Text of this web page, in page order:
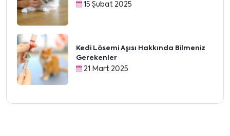
15 Şubat 2025
Kedi Lösemi Aşısı Hakkında Bilmeniz
Gerekenler
21 Mart 2025